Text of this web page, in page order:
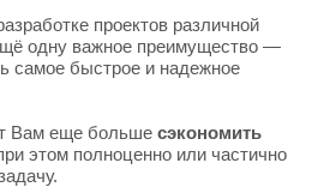
проектов различной
одну важное преимущество —
самое быстрое и надежное
Вам еще больше сэкономить
этом полноценно или частично